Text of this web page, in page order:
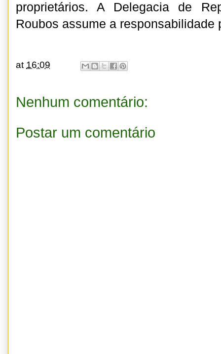
proprietários. A Delegacia de
Roubos assume a responsabilidade
at 16:09
Nenhum comentário:
Postar um comentário